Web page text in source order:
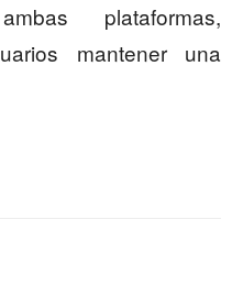
plataformas,
mantener una